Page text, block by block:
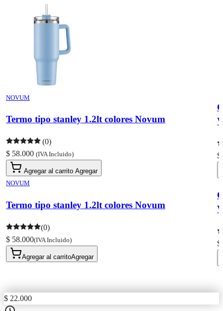
NOVUM
Termo tipo stanley 1.2lt colores Novum
(0)
$ 58.000 (IVA Incluido)
Agregar al carrito Agregar
NOVUM
Termo tipo stanley 1.2lt colores Novum
(0)
$ 58.000(IVA Incluido)
Agregar al carritoAgregar
$
$
$ 22.000